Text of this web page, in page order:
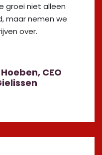
groei niet alleen
maar nemen we
over.
CEO